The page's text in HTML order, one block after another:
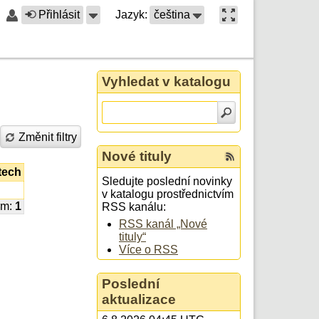
Přihlásit Jazyk: čeština
Změnit filtry
1
Vyhledat v katalogu
Nové tituly
Sledujte poslední novinky
v katalogu prostřednictvím
RSS kanálu:
RSS kanál „Nové
tituly“
Více o RSS
Poslední
aktualizace